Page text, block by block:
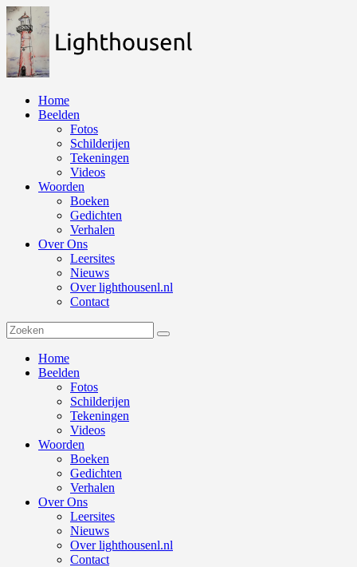
Naar
de
inhoud
springen
Home
Beelden
Fotos
Schilderijen
Tekeningen
Videos
Woorden
Boeken
Gedichten
Verhalen
Over Ons
Leersites
Nieuws
Over lighthousenl.nl
Contact
Home
Beelden
Fotos
Schilderijen
Tekeningen
Videos
Woorden
Boeken
Gedichten
Verhalen
Over Ons
Leersites
Nieuws
Over lighthousenl.nl
Contact